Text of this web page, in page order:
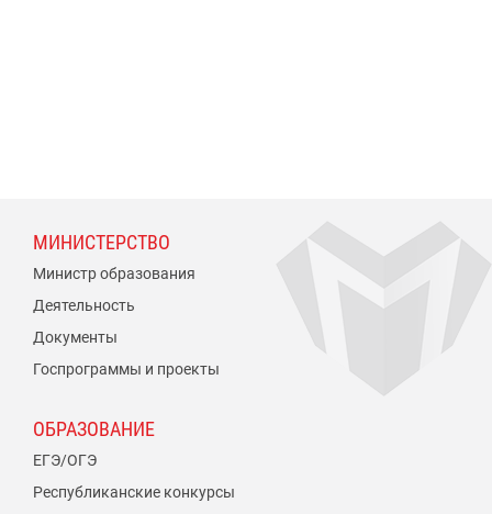
МИНИСТЕРСТВО
Министр образования
Деятельность
Документы
Госпрограммы и проекты
ОБРАЗОВАНИЕ
ЕГЭ/ОГЭ
Республиканские конкурсы